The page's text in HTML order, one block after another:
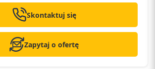
Skontaktuj się
Zapytaj o ofertę